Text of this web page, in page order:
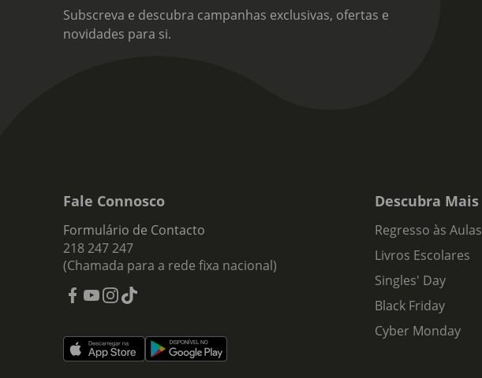
Subscreva e descubra campanhas exclusivas, ofertas e
novidades para si.
Fale Connosco
Formulário de Contacto
218 247 247
(Chamada para a rede fixa nacional)
Descubra Mais
Regresso às Aulas
Livros Escolares
Singles' Day
Black Friday
Cyber Monday